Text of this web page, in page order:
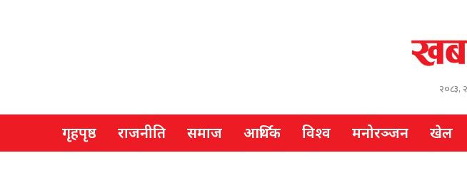
२०८३,
गृहपृष्ठ राजनीति समाज आर्थिक विश्व मनोरञ्जन खेल